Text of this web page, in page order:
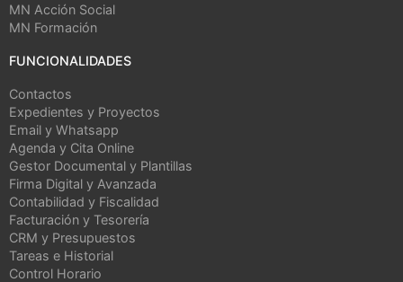
MN Acción Social
MN Formación
FUNCIONALIDADES
Contactos
Expedientes y Proyectos
Email y Whatsapp
Agenda y Cita Online
Gestor Documental y Plantillas
Firma Digital y Avanzada
Contabilidad y Fiscalidad
Facturación y Tesorería
CRM y Presupuestos
Tareas e Historial
Control Horario